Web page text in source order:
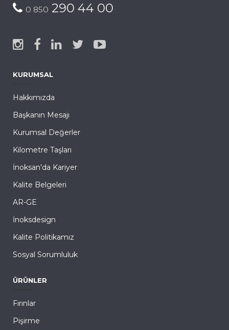
0 850 290 44 00
KURUMSAL
Hakkımızda
Başkanın Mesajı
Kurumsal Değerler
Kilometre Taşları
İnoksan'da Kariyer
Kalite Belgeleri
AR-GE
İnoksdesign
Kalite Politikamız
Sosyal Sorumluluk
ÜRÜNLER
Fırınlar
Pişirme